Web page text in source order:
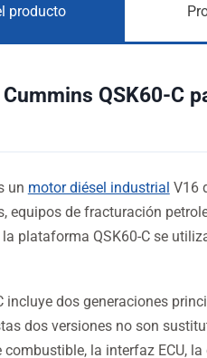
producto
QSK60-C
un motor diésel industrial V16
equipos de fracturación
la plataforma QSK60-C se
incluye dos generaciones
dos versiones no son
la interfaz ECU,